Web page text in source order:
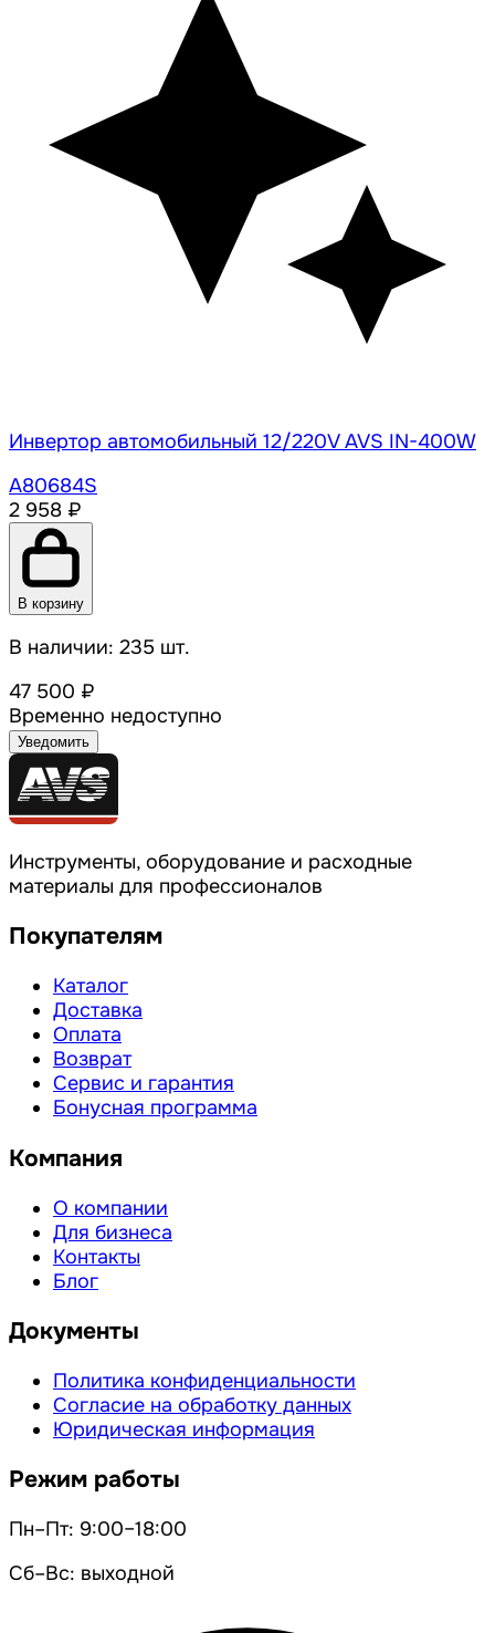
Инвертор автомобильный 12/220V AVS IN-400W
A80684S
2 958 ₽
В корзину
В наличии: 235 шт.
47 500 ₽
Временно недоступно
Уведомить
Инструменты, оборудование и расходные
материалы для профессионалов
Покупателям
Каталог
Доставка
Оплата
Возврат
Сервис и гарантия
Бонусная программа
Компания
О компании
Для бизнеса
Контакты
Блог
Документы
Политика конфиденциальности
Согласие на обработку данных
Юридическая информация
Режим работы
Пн–Пт: 9:00–18:00
Сб–Вс: выходной